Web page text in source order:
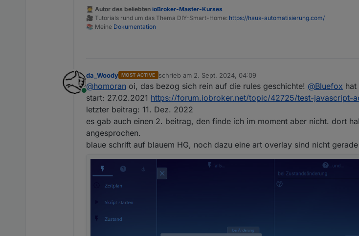
🧑‍🎓 Autor des beliebten ioBroker-Master-Kurses
🎥 Tutorials rund um das Thema DIY-Smart-Home: https://haus-automatisierung.com/
📚 Meine Dokumentation
Online
da_Woody MOST ACTIVE schrieb am 2. Sept. 2024, 04:09
zuletzt editiert von
@homoran oi, das bezog sich rein auf die rules geschichte! @Bluefox hat
start: 27.02.2021 https://forum.iobroker.net/topic/42725/test-javascript-
letzter beitrag: 11. Dez. 2022
es gab auch einen 2. beitrag, den finde ich im moment aber nicht. dort
angesprochen.
blaue schrift auf blauem HG, noch dazu eine art overlay sind nicht